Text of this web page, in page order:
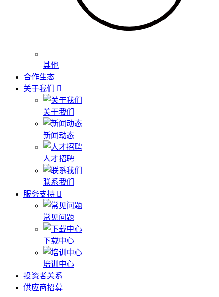
其他
合作生态
关于我们
关于我们
新闻动态
人才招聘
联系我们
服务支持
常见问题
下载中心
培训中心
投资者关系
供应商招募